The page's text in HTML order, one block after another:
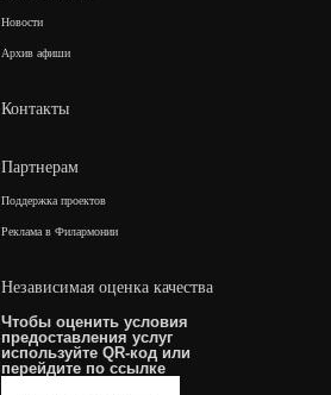
Новости
Архив афиши
Контакты
Партнерам
Поддержка проектов
Реклама в Филармонии
Независимая оценка качества
Чтобы оценить условия
предоставления услуг
используйте QR-код или
перейдите по ссылке